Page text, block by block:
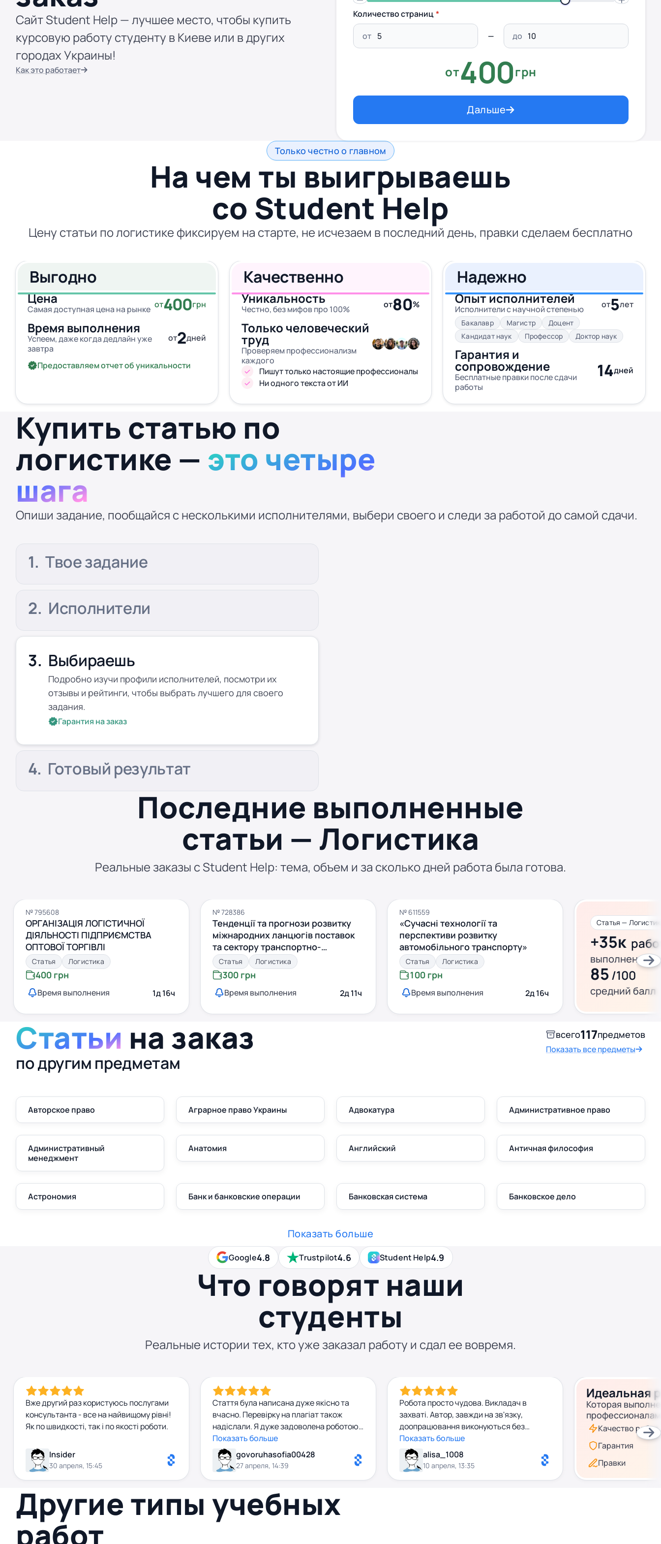
Сайт Student Help — лучшее место, чтобы купить
курсовую работу студенту в Киеве или в других
городах Украины!
Как это работает
Количество страниц
от до
от400грн
Дальше
Только честно о главном
На чем ты выигрываешь
со Student Help
Цену статьи по логистике фиксируем на старте, не исчезаем в последний день, правки сделаем бесплатно
Выгодно
Цена
Самая доступная цена на рынке от400грн
Время выполнения
Успеем, даже когда дедлайн уже
завтра
от2дней
Предоставляем отчет об уникальности
Качественно
Уникальность
Честно, без мифов про 100% от80%
Только человеческий
труд
Проверяем профессионализм
каждого
Пишут только настоящие профессионалы
Ни одного текста от ИИ
Надежно
Опыт исполнителей
Исполнители с научной степенью от5лет
Бакалавр Магистр
Доцент
Кандидат наук
Профессор Доктор наук
Гарантия и
сопровождение
Бесплатные правки после сдачи
работы
14дней
Купить статью по
логистике — это четыре
шага
Опиши задание, пообщайся с несколькими исполнителями, выбери своего и следи за работой до самой сдачи.
Твое задание
Исполнители
Выбираешь
Подробно изучи профили исполнителей, посмотри их
отзывы и рейтинги, чтобы выбрать лучшего для своего
задания.
Гарантия на заказ
Готовый результат
Последние выполненные
статьи — Логистика
Реальные заказы с Student Help: тема, объем и за сколько дней работа была готова.
№ 795608
ОРГАНІЗАЦІЯ ЛОГІСТИЧНОЇ
ДІЯЛЬНОСТІ ПІДПРИЄМСТВА
ОПТОВОЇ ТОРГІВЛІ
Статья Логистика
400 грн
Время выполнения 1д 16ч
№ 728386
Тенденції та прогнози розвитку
міжнародних ланцюгів поставок
та сектору транспортно-
логістичних послуг
Статья Логистика
300 грн
Время выполнения 2д 11ч
№ 611559
«Сучасні технології та
перспективи розвитку
автомобільного транспорту»
Статья Логистика
100 грн
Время выполнения 2д 16ч
Статья —
+35к
выполнено за
85/100
средний балл
Статьи на заказ
по другим предметам
всего117предметов
Показать все предметы
Авторское право Аграрное право Украины Адвокатура Административное право
Административный
менеджмент
Анатомия Английский Античная философия
Астрономия Банк и банковские операции Банковская система Банковское дело
Показать больше
Google4.8 Trustpilot4.6 Student Help4.9
Что говорят наши
студенты
Реальные истории тех, кто уже заказал работу и сдал ее вовремя.
Вже другий раз користуюсь послугами
консультанта - все на найвищому рівні!
Як по швидкості, так і по якості роботи.
Insider
30 апреля, 15:45
Стаття була написана дуже якісно та
вчасно. Перевірку на плагіат також
надіслали. Я дуже задоволена роботою!
Консультат Марія була дуже ввічлива та
привітна, відповідала завжди майже
одразу. Обов'язково ще раз до неї
звернусь))
Показать больше
govoruhasofia00428
27 апреля, 14:39
Робота просто чудова. Викладач в
захваті. Автор, завжди на зв'язку,
доопрацювання виконуються без
проблем. Рекомендую.
Показать больше
alisa_1008
10 апреля, 13:35
Идеальная
Которая
Качество работ
Гарантия
Правки
Другие типы учебных
работ